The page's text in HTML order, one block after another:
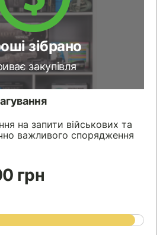
зібрано
закупівля
на запити військових та
важливого спорядження
грн